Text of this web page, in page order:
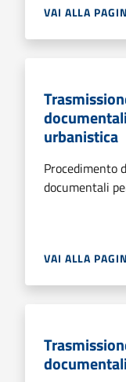
VAI ALLA
urbanistica
Procedimento
documentali
VAI ALLA